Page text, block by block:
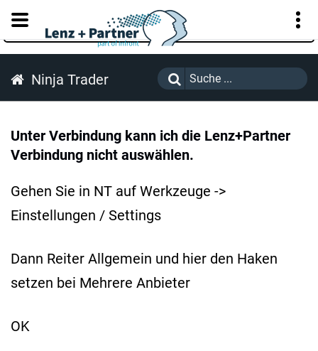
KUNDENPORTAL
Ninja Trader
Unter Verbindung kann ich die Lenz+Partner
Verbindung nicht auswählen.
Gehen Sie in NT auf Werkzeuge ->
Einstellungen / Settings
Dann Reiter Allgemein und hier den Haken
setzen bei Mehrere Anbieter
OK